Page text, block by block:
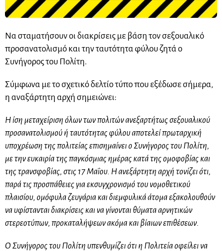
Να σταματήσουν οι διακρίσεις με βάση τον σεξουαλικό
προσανατολισμό και την ταυτότητα φύλου ζητά ο
Συνήγορος του Πολίτη.
Σύμφωνα με το σχετικό δελτίο τύπο που εξέδωσε σήμερα,
η αναξάρτητη αρχή σημειώνει:
Η ίση μεταχείριση όλων των πολιτών ανεξαρτήτως σεξουαλικού
προσανατολισμού ή ταυτότητας φύλου αποτελεί πρωταρχική
υποχρέωση της πολιτείας επισημαίνει ο Συνήγορος του Πολίτη,
με την ευκαιρία της παγκόσμιας ημέρας κατά της ομοφοβίας και
της τρανσφοβίας, στις 17 Μαΐου. Η ανεξάρτητη αρχή τονίζει ότι,
παρά τις προσπάθειες για εκσυγχρονισμό του νομοθετικού
πλαισίου, ομόφυλα ζευγάρια και διεμφυλικά άτομα εξακολουθούν
να υφίστανται διακρίσεις και να γίνονται θύματα αρνητικών
στερεοτύπων, προκαταλήψεων ακόμα και βίαιων επιθέσεων.
Ο Συνήγορος του Πολίτη υπενθυμίζει ότι η Πολιτεία οφείλει να